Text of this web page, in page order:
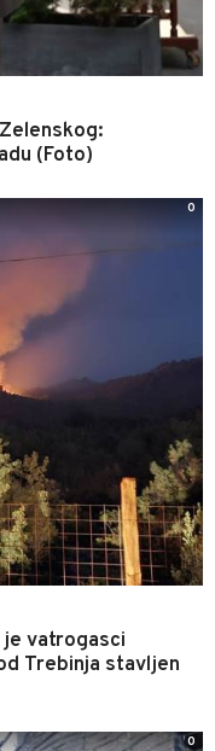
(Foto)
vatrogasci
Trebinja stavljen
0
0